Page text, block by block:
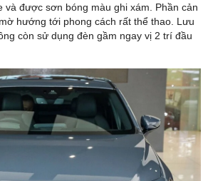
và được sơn bóng màu ghi xám. Phần cản
hướng tới phong cách rất thể thao. Lưu
còn sử dụng đèn gầm ngay vị 2 trí đầu